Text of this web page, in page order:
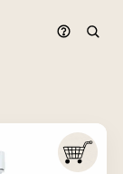
Suche